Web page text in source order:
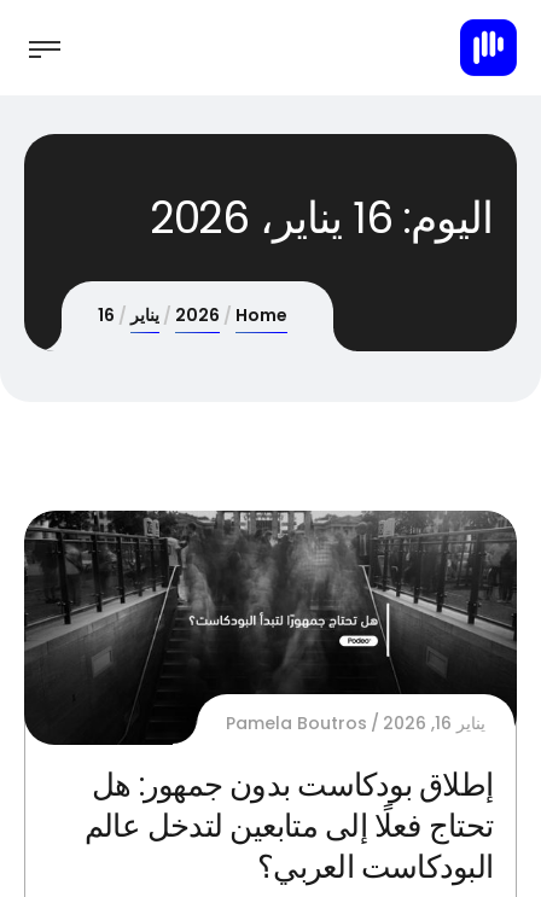
اليوم: 16 يناير، 2026
Home
2026 يناير 16
يناير 16, 2026 Pamela Boutros
إطلاق بودكاست بدون جمهور: هل
تحتاج فعلًا إلى متابعين لتدخل عالم
البودكاست العربي؟